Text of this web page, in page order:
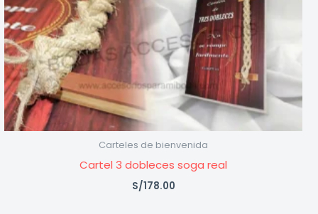
Carteles de bienvenida
Cartel 3 dobleces soga real
S/178.00